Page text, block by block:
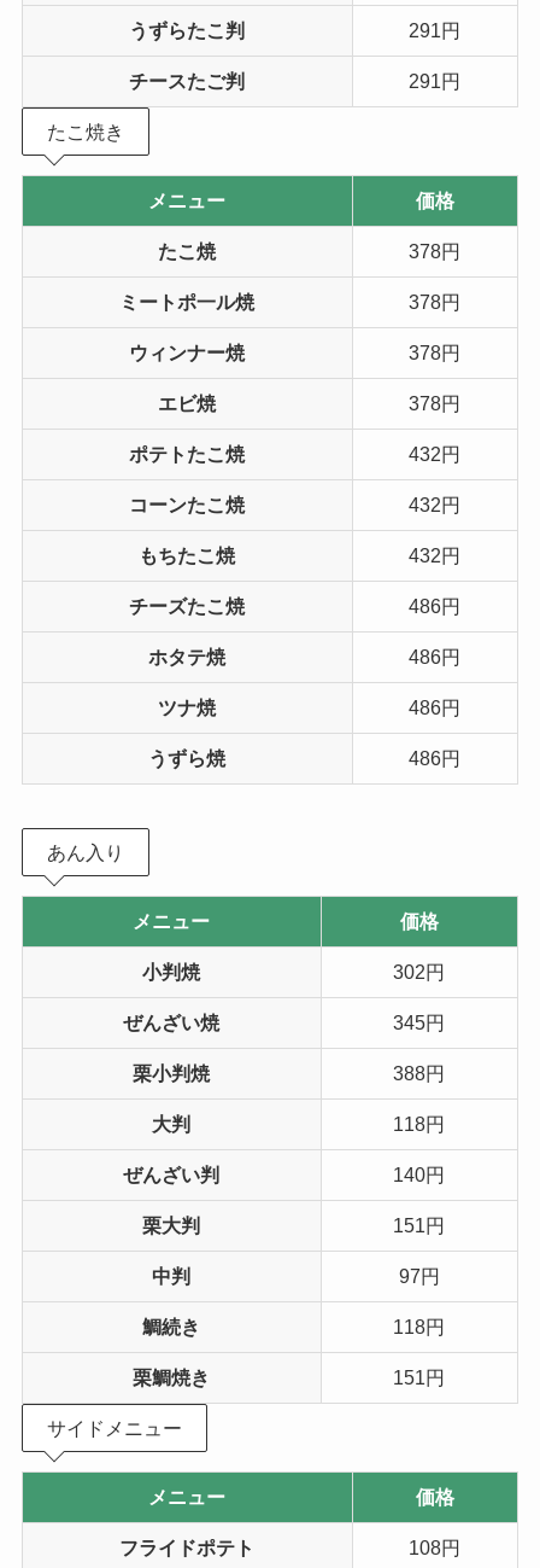
うずらたこ判 291円
チースたご判 291円
たこ焼き
メニュー 価格
たこ焼 378円
ミートポ一ル焼 378円
ウィンナー焼 378円
エビ焼 378円
ポテトたこ焼 432円
コーンたこ焼 432円
もちたこ焼 432円
チーズたこ焼 486円
ホタテ焼 486円
ツナ焼 486円
うずら焼 486円
あん入り
メニュー 価格
小判焼 302円
ぜんざい焼 345円
栗小判焼 388円
大判 118円
ぜんざい判 140円
栗大判 151円
中判 97円
鯛続き 118円
栗鯛焼き 151円
サイドメニュー
メニュー 価格
フライドポテト 108円